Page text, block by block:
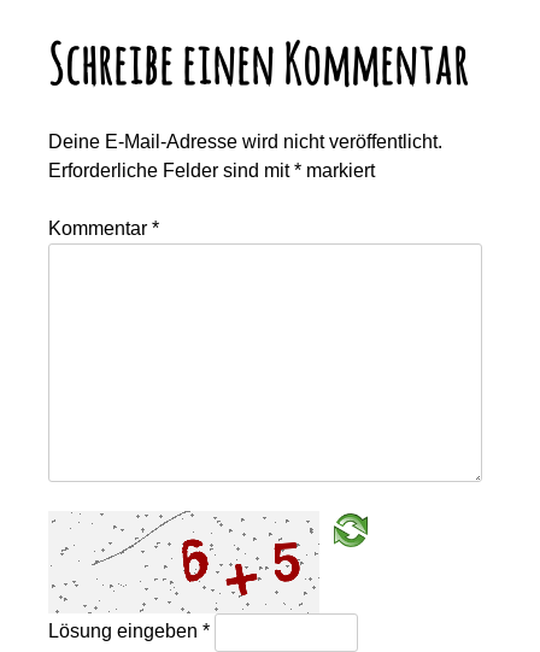
Schreibe einen Kommentar
Deine E-Mail-Adresse wird nicht veröffentlicht.
Erforderliche Felder sind mit* markiert
Kommentar*
Lösung eingeben*